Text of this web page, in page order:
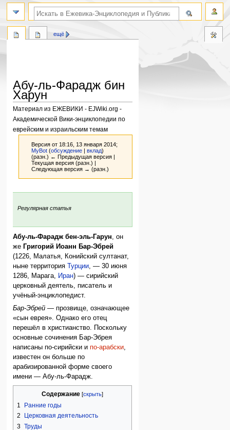
Абу-ль-Фарадж бин
Харун
Материал из ЕЖЕВИКИ - EJWiki.org -
Академической Вики-энциклопедии по
еврейским и израильским темам
Версия от 18:16, 13 января 2014;
MyBot (обсуждение |вклад)
(разн.) ← Предыдущая версия |
Текущая версия (разн.) |
Следующая версия → (разн.)
Перейти
навигации
Перейти
поиску
Регулярная статья
Абу-ль-Фарадж бен-эль-Гарун, он
же Григорий Иоанн Бар-Эбрей
(1226, Малатья, Конийский султанат,
ныне территорияТурции, — 30 июня
1286, Марага, Иран) — сирийский
церковный деятель, писатель и
учёный-энциклопедист.
Бар-Эбрей — прозвище, означающее
«сын еврея». Однако его отец
перешёл в христианство. Поскольку
основные сочинения Бар-Эбрея
написаны по-сирийски ипо-арабски,
известен он больше по
арабизированной форме своего
имени — Абу-ль-Фарадж.
Содержание
1
Ранние годы
2
Церковная деятельность
3 Труды
ещё
поиск по словам